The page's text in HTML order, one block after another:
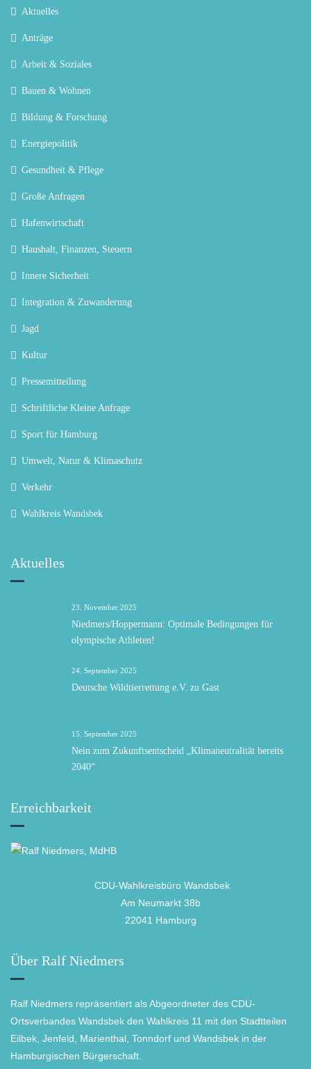
Aktuelles
Anträge
Arbeit & Soziales
Bauen & Wohnen
Bildung & Forschung
Energiepolitik
Gesundheit & Pflege
Große Anfragen
Hafenwirtschaft
Haushalt, Finanzen, Steuern
Innere Sicherheit
Integration & Zuwanderung
Jagd
Kultur
Pressemitteilung
Schriftliche Kleine Anfrage
Sport für Hamburg
Umwelt, Natur & Klimaschutz
Verkehr
Wahlkreis Wandsbek
Aktuelles
23. November 2025
Niedmers/Hoppermann: Optimale Bedingungen für
olympische Athleten!
24. September 2025
Deutsche Wildtierrettung e.V. zu Gast
15. September 2025
Nein zum Zukunftsentscheid „Klimaneutralität bereits
2040“
Erreichbarkeit
CDU-Wahlkreisbüro Wandsbek
Am Neumarkt 38b
22041 Hamburg
Über Ralf Niedmers
Ralf Niedmers repräsentiert als Abgeordneter des CDU-
Ortsverbandes Wandsbek den Wahlkreis 11 mit den Stadtteilen
Eilbek, Jenfeld, Marienthal, Tonndorf und Wandsbek in der
Hamburgischen Bürgerschaft.